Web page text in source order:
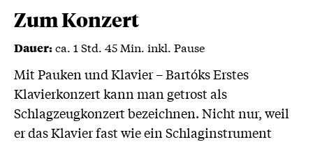
Zum Konzert
Dauer:ca. 1 Std. 45 Min. inkl. Pause
Mit Pauken und Klavier – Bartóks Erstes
Klavierkonzert kann man getrost als
Schlagzeugkonzert bezeichnen. Nicht nur, weil
er das Klavier fast wie ein Schlaginstrument